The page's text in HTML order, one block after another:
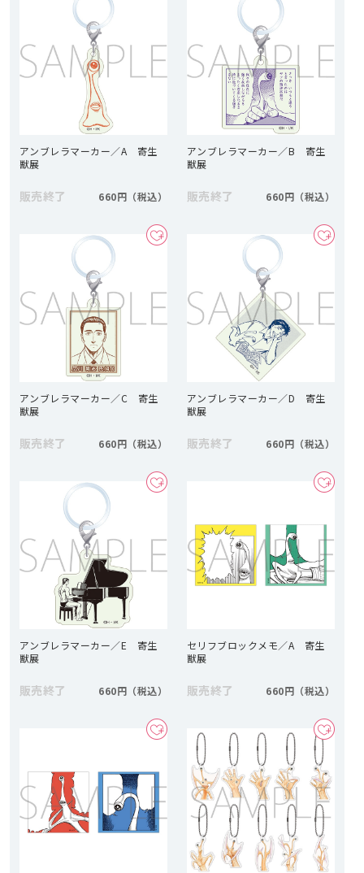
アンブレラマーカー／A 寄生
獣展
販売終了 660円
アンブレラマーカー／B 寄生
獣展
販売終了 660円
アンブレラマーカー／C 寄生
獣展
販売終了 660円
アンブレラマーカー／D 寄生
獣展
販売終了 660円
アンブレラマーカー／E 寄生
獣展
販売終了 660円
セリフブロックメモ／A 寄生
獣展
販売終了 660円